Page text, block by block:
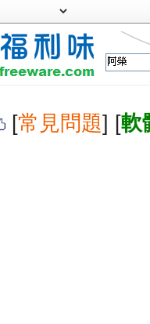
[常見問題] [軟